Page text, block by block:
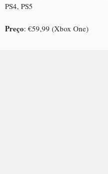
PS4, PS5
Preço: €59,99 (Xbox One)